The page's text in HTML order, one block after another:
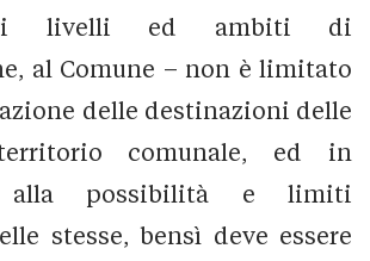
livelli ed ambiti di
al Comune – non è limitato
delle destinazioni delle
comunale, ed in
alla possibilità e limiti
stesse, bensì deve essere